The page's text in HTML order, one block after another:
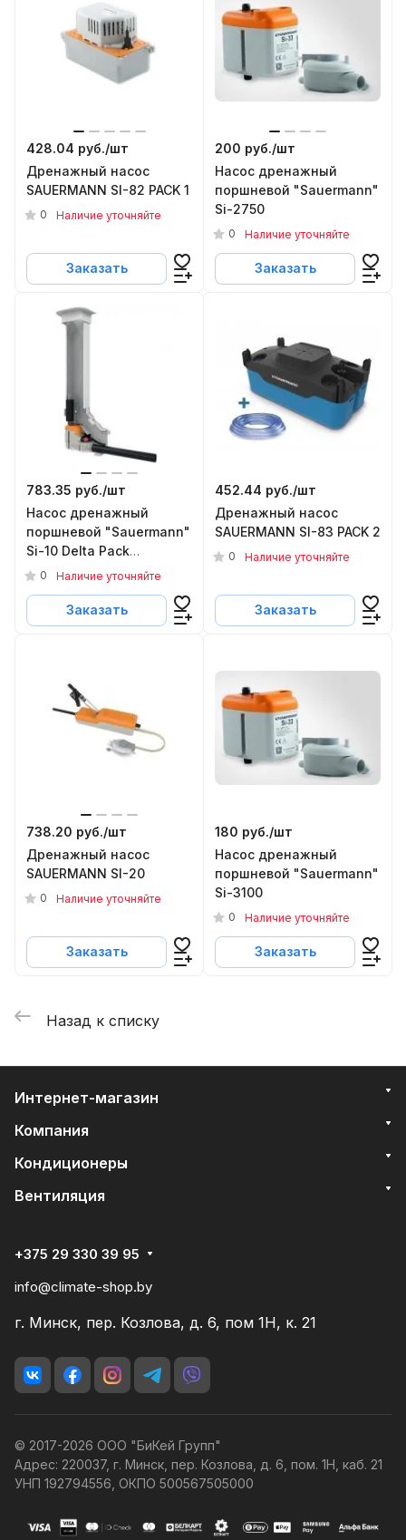
428.04 руб./шт
Дренажный насос
SAUERMANN SI-82 PACK 1
0 Наличие уточняйте
Заказать
200 руб./шт
Насос дренажный
поршневой "Sauermann"
Si-2750
0 Наличие уточняйте
Заказать
783.35 руб./шт
Насос дренажный
поршневой "Sauermann"
Si-10 Delta Pack
(80x60mm), белый
0 Наличие уточняйте
Заказать
452.44 руб./шт
Дренажный насос
SAUERMANN SI-83 PACK 2
0 Наличие уточняйте
Заказать
738.20 руб./шт
Дренажный насос
SAUERMANN SI-20
0 Наличие уточняйте
Заказать
180 руб./шт
Насос дренажный
поршневой "Sauermann"
Si-3100
0 Наличие уточняйте
Заказать
Назад к списку
Интернет-магазин
Компания
Кондиционеры
Вентиляция
+375 29 330 39 95
info@climate-shop.by
г. Минск, пер. Козлова, д. 6, пом 1Н, к. 21
© 2017-2026 ООО "БиКей Групп"
Адрес: 220037, г. Минск, пер. Козлова, д. 6, пом. 1Н, каб. 21
УНП 192794556, ОКПО 500567505000